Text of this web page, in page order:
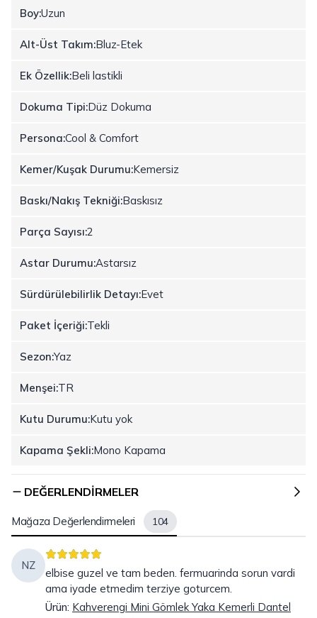
Boy:Uzun
Alt-Üst Takım:Bluz-Etek
Ek Özellik:Beli lastikli
Dokuma Tipi:Düz Dokuma
Persona:Cool & Comfort
Kemer/Kuşak Durumu:Kemersiz
Baskı/Nakış Tekniği:Baskısız
Parça Sayısı:2
Astar Durumu:Astarsız
Sürdürülebilirlik Detayı:Evet
Paket İçeriği:Tekli
Sezon:Yaz
Menşei:TR
Kutu Durumu:Kutu yok
Kapama Şekli:Mono Kapama
DEĞERLENDIRMELER
Mağaza Değerlendirmeleri 104
NZ
elbise guzel ve tam beden. fermuarinda sorun vardi
ama iyade etmedim terziye goturcem.
Ürün: Kahverengi Mini Gömlek Yaka Kemerli Dantel